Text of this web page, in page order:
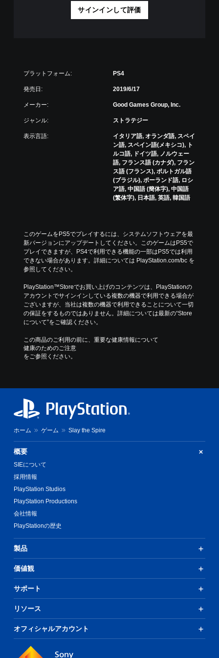
サインインして評価
プラットフォーム: PS4
発売日: 2019/6/17
メーカー: Good Games Group, Inc.
ジャンル: ストラテジー
表示言語:
イタリア語, オランダ語, スペイ
ン語, スペイン語(メキシコ), ト
ルコ語, ドイツ語, ノルウェー
語, フランス語 (カナダ), フラン
ス語 (フランス), ポルトガル語
(ブラジル), ポーランド語, ロシ
ア語, 中国語 (簡体字), 中国語
(繁体字), 日本語, 英語, 韓国語
このゲームをPS5でプレイするには、システムソフトウェアを最
新バージョンにアップデートしてください。このゲームはPS5で
プレイできますが、PS4で利用できる機能の一部はPS5では利用
できない場合があります。詳細については PlayStation.com/bc を
参照してください。
PlayStation™Storeでお買い上げのコンテンツは、PlayStationの
アカウントでサインインしている複数の機器で利用できる場合が
ございますが、当社は複数の機器で利用できることについて一切
の保証をするものではありません。詳細については最新の“Store
について”をご確認ください。
この商品のご利用の前に、重要な健康情報について
健康のためのご注意
をご参照ください。
ホーム ゲーム Slay the Spire
概要
SIEについて
採用情報
PlayStation Studios
PlayStation Productions
会社情報
PlayStationの歴史
製品
価値観
サポート
リソース
オフィシャルアカウント